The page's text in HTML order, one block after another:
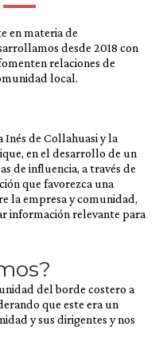
en materia de
desde 2018 con
relaciones de
local.
Inés de Collahuasi y la
en el desarrollo de un
de influencia, a través de
que favorezca una
la empresa y comunidad,
información relevante para
del borde costero a
que este era un
y sus dirigentes y nos